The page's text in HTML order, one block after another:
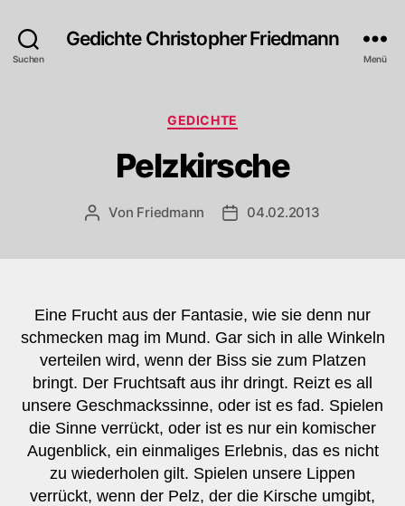
Suchen
Gedichte Christopher Friedmann
Menü
Kategorien
GEDICHTE
Pelzkirsche
Beitragsautor
Von Friedmann Veröffentlichungsdatum
04.02.2013
Eine Frucht aus der Fantasie, wie sie denn nur
schmecken mag im Mund. Gar sich in alle Winkeln
verteilen wird, wenn der Biss sie zum Platzen
bringt. Der Fruchtsaft aus ihr dringt. Reizt es all
unsere Geschmackssinne, oder ist es fad. Spielen
die Sinne verrückt, oder ist es nur ein komischer
Augenblick, ein einmaliges Erlebnis, das es nicht
zu wiederholen gilt. Spielen unsere Lippen
verrückt, wenn der Pelz, der die Kirsche umgibt,